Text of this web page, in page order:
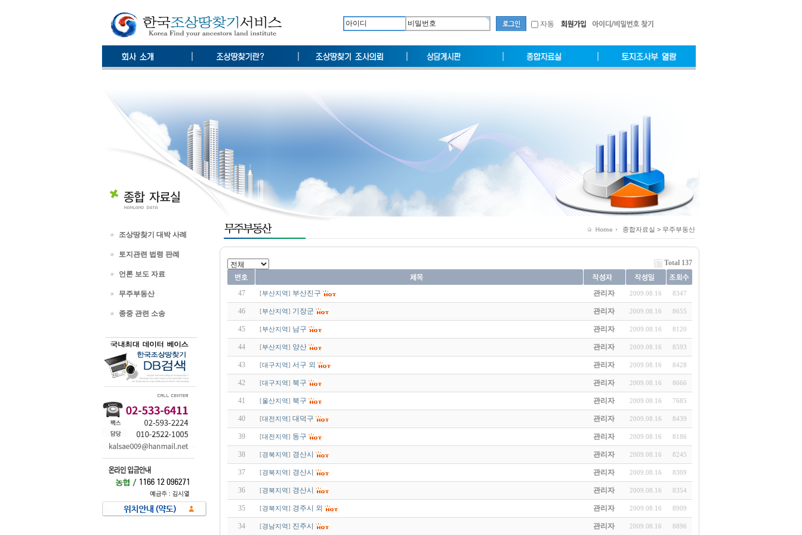
자동
조상땅찾기 대박 사례
토지관련 법령 판례
언론 보도 자료
무주부동산
종중 관련 소송
종합자료실 > 무주부동산
Total 137
47 [부산지역] 부산진구 관리자 2009.08.16 8347
46 [부산지역] 기장군 관리자 2009.08.16 8655
45 [부산지역] 남구 관리자 2009.08.16 8120
44 [부산지역] 양산 관리자 2009.08.16 8593
43 [대구지역] 서구 외 관리자 2009.08.16 8428
42 [대구지역] 북구 관리자 2009.08.16 8666
41 [울산지역] 북구 관리자 2009.08.16 7685
40 [대전지역] 대덕구 관리자 2009.08.16 8439
39 [대전지역] 동구 관리자 2009.08.16 8186
38 [경북지역] 경산시 관리자 2009.08.16 8245
37 [경북지역] 경산시 관리자 2009.08.16 8309
36 [경북지역] 경산시 관리자 2009.08.16 8354
35 [경북지역] 경주시 외 관리자 2009.08.16 8909
34 [경남지역] 진주시 관리자 2009.08.16 8896